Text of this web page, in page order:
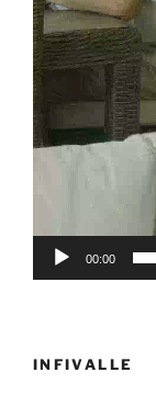
00:00
INFIVALLE